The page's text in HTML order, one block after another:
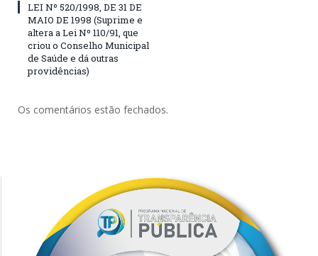
LEI Nº 520/1998, DE 31 DE
MAIO DE 1998 (Suprime e
altera a Lei Nº 110/91, que
criou o Conselho Municipal
de Saúde e dá outras
providências)
Os comentários estão fechados.